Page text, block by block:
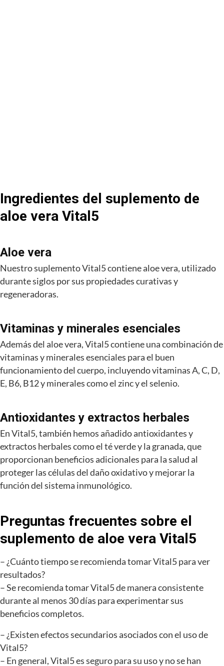
Ingredientes del suplemento de
aloe vera Vital5
Aloe vera
Nuestro suplemento Vital5 contiene aloe vera, utilizado
durante siglos por sus propiedades curativas y
regeneradoras.
Vitaminas y minerales esenciales
Además del aloe vera, Vital5 contiene una combinación de
vitaminas y minerales esenciales para el buen
funcionamiento del cuerpo, incluyendo vitaminas A, C, D,
E, B6, B12 y minerales como el zinc y el selenio.
Antioxidantes y extractos herbales
En Vital5, también hemos añadido antioxidantes y
extractos herbales como el té verde y la granada, que
proporcionan beneficios adicionales para la salud al
proteger las células del daño oxidativo y mejorar la
función del sistema inmunológico.
Preguntas frecuentes sobre el
suplemento de aloe vera Vital5
– ¿Cuánto tiempo se recomienda tomar Vital5 para ver
resultados?
– Se recomienda tomar Vital5 de manera consistente
durante al menos 30 días para experimentar sus
beneficios completos.
– ¿Existen efectos secundarios asociados con el uso de
Vital5?
– En general, Vital5 es seguro para su uso y no se han